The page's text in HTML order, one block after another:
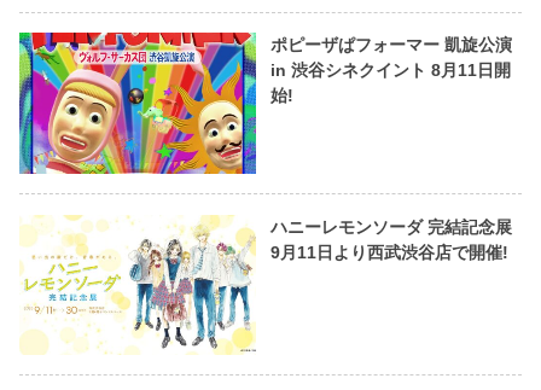
ポピーザぱフォーマー 凱旋公演
in 渋谷シネクイント 8月11日開
始!
ハニーレモンソーダ 完結記念展
9月11日より西武渋谷店で開催!